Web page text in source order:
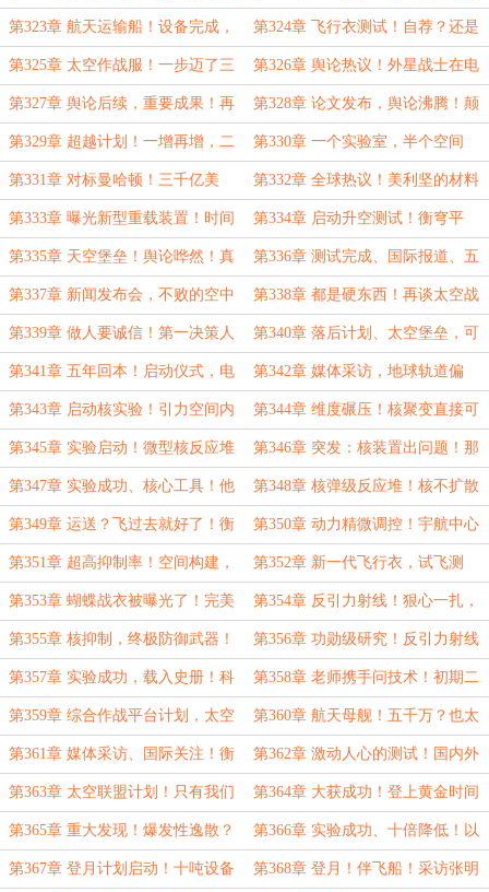
输船！ 混乱，航天飞船登月计划！
第323章 航天运输船！设备完成，
真空腔体？拿来主义！
第324章 飞行衣测试！自荐？还是
让专业的人来吧……
第325章 太空作战服！一步迈了三
米多……
第326章 舆论热议！外星战士在电
磁实验室！这不是科学，是魔幻……
第327章 舆论后续，重要成果！再
次投稿《自然》，升职的窍门……
第328章 论文发布，舆论沸腾！颠
覆性的影响……
第329章 超越计划！一增再增，二
十个亿……
第330章 一个实验室，半个空间
站！还是省里快……
第331章 对标曼哈顿！三千亿美
元，大量碉堡，新型电站曝光……
第332章 全球热议！美利坚的材料
空白，顶尖科学家的烦恼……
第333章 曝光新型重载装置！时间
飞逝，衡穹平台制造完成……
第334章 启动升空测试！衡穹平
台，七人团队……
第335章 天空堡垒！舆论哗然！真
正的堡垒……
第336章 测试完成、国际报道、五
年赶超？科研平台的重要性……
第337章 新闻发布会，不败的空中
堡垒！张明浩出现了……
第338章 都是硬东西！再谈太空战
士，真正的飞行衣……
第339章 做人要诚信！第一决策人
破防：人家有超级天才，我们有吗！
第340章 落后计划、太空堡垒，可
控核聚变彻底被淘汰……
第341章 五年回本！启动仪式，电
力无穷无尽的时代……
第342章 媒体采访，地球轨道偏
离！地球的不同之处……
第343章 启动核实验！引力空间内
的核反应……
第344章 维度碾压！核聚变直接可
控了……
第345章 实验启动！微型核反应堆
装置，不合作也没什么？
第346章 突发：核装置出问题！那
不就代表成功了……
第347章 实验成功、核心工具！他
才是核专家……
第348章 核弹级反应堆！核不扩散
约束，大量宇航员需求……
第349章 运送？飞过去就好了！衡
穹平台被风吹走了……
第350章 动力精微调控！宇航中心
的训练，马岩：我要当宇航员……
第351章 超高抑制率！空间构建，
估计今年是没希望了……
第352章 新一代飞行衣，试飞测
试，差远了？差在哪里……
第353章 蝴蝶战衣被曝光了！完美
正方体，成果和功勋……
第354章 反引力射线！狠心一扎，
也太扎心了……
第355章 核抑制，终极防御武器！ 第356章 功勋级研究！反引力射线
的战略意义，验证？不可思议啊……
第357章 实验成功，载入史册！科
学的未来在ZXZ物理……
第358章 老师携手问技术！初期二
十个亿？全力支持！
第359章 综合作战平台计划，太空
对地武器！航母？靶子而已！
第360章 航天母舰！五千万？也太
奢侈了！
第361章 媒体采访、国际关注！衡
穹平台正式测试……
第362章 激动人心的测试！国内外
的科技差距，心寒啊……
第363章 太空联盟计划！只有我们
友好，就一定会成为朋友……
第364章 大获成功！登上黄金时间
新闻节目，张明浩：我只是说实
话……
第365章 重大发现！爆发性逸散？
岂不是更有军事价值了！
第366章 实验成功、十倍降低！以
千万计合作经费，吐血的邵兵……
第367章 登月计划启动！十吨设备 第368章 登月！伴飞船！采访张明